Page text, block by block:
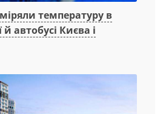
температуру в
автобусі Києва і